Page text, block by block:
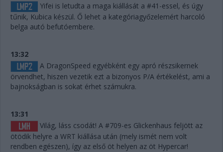
Yifei is letudta a maga kiállását a #41-essel, és úgy
tűnik, Kubica készül. Ő lehet a kategóriagyőzelemért harcoló
belga autó befutóembere.
13:32
A DragonSpeed egyébként egy apró részsikernek
örvendhet, hiszen vezetik ezt a bizonyos P/A értékelést, ami a
bajnokságban is sokat érhet számukra.
13:31
Világ, láss csodát! A #709-es Glickenhaus feljött az
ötödik helyre a WRT kiállása után (mely ismét nem volt
rendben egészen), így az első öt helyen az öt Hypercar!